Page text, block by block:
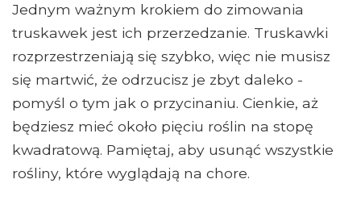
Jednym ważnym krokiem do zimowania
truskawek jest ich przerzedzanie. Truskawki
rozprzestrzeniają się szybko, więc nie musisz
się martwić, że odrzucisz je zbyt daleko -
pomyśl o tym jak o przycinaniu. Cienkie, aż
będziesz mieć około pięciu roślin na stopę
kwadratową. Pamiętaj, aby usunąć wszystkie
rośliny, które wyglądają na chore.